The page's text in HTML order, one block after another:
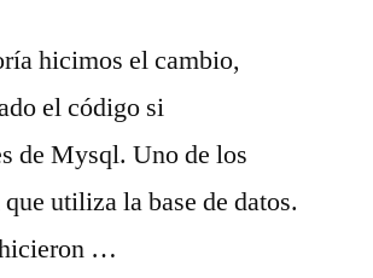
hicimos el cambio,
el código si
de Mysql. Uno de los
utiliza la base de datos.
hicieron …